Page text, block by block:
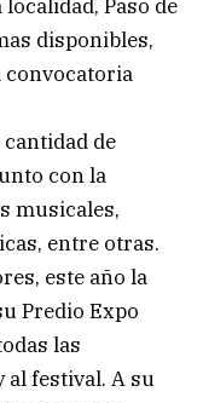
Paso de
disponibles,
convocatoria
de
con la
musicales,
entre otras.
este año la
Predio Expo
las
al festival. A su